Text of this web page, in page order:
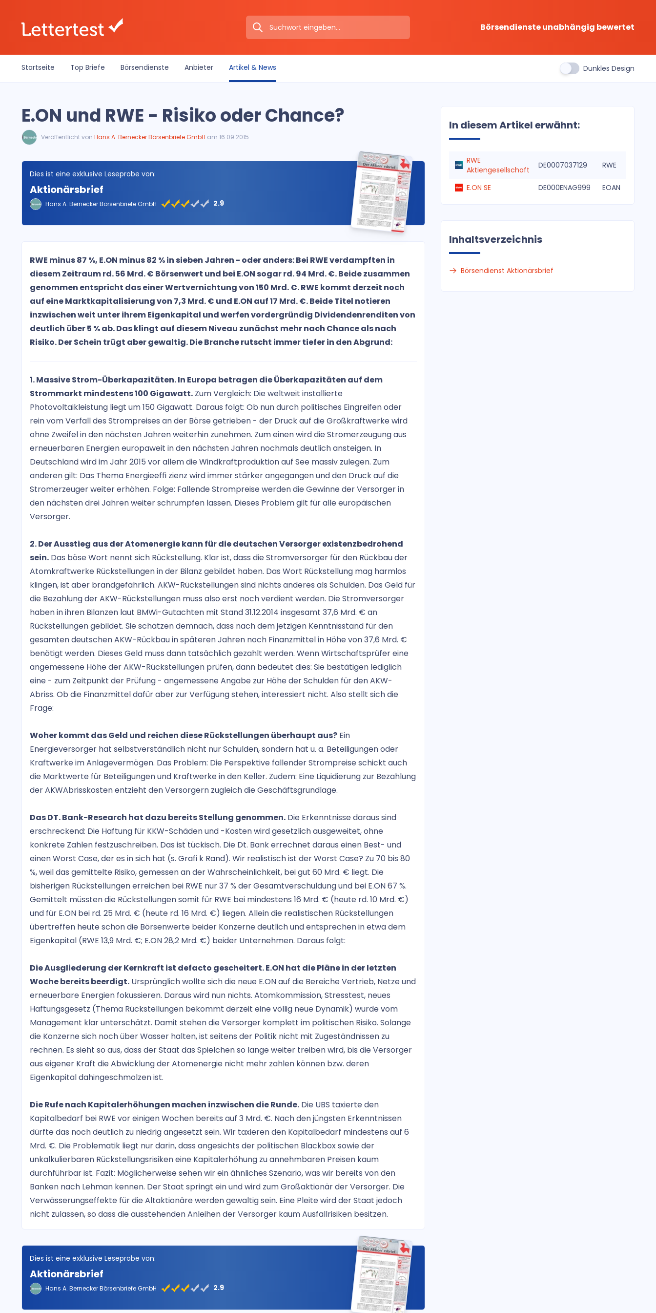
Börsendienste unabhängig bewertet
Startseite Top Briefe Börsendienste Anbieter Artikel & News Dunkles Design
E.ON und RWE - Risiko oder Chance?
Veröffentlicht von Hans A. Bernecker Börsenbriefe GmbH am 16.09.2015
Dies ist eine exklusive Leseprobe von:
Aktionärsbrief
Hans A. Bernecker Börsenbriefe GmbH 2.9
RWE minus 87 %, E.ON minus 82 % in sieben Jahren - oder anders: Bei RWE verdampften in
diesem Zeitraum rd. 56 Mrd. € Börsenwert und bei E.ON sogar rd. 94 Mrd. €. Beide zusammen
genommen entspricht das einer Wertvernichtung von 150 Mrd. €. RWE kommt derzeit noch
auf eine Marktkapitalisierung von 7,3 Mrd. € und E.ON auf 17 Mrd. €. Beide Titel notieren
inzwischen weit unter ihrem Eigenkapital und werfen vordergründig Dividendenrenditen von
deutlich über 5 % ab. Das klingt auf diesem Niveau zunächst mehr nach Chance als nach
Risiko. Der Schein trügt aber gewaltig. Die Branche rutscht immer tiefer in den Abgrund:
1. Massive Strom-Überkapazitäten. In Europa betragen die Überkapazitäten auf dem
Strommarkt mindestens 100 Gigawatt. Zum Vergleich: Die weltweit installierte
Photovoltaikleistung liegt um 150 Gigawatt. Daraus folgt: Ob nun durch politisches Eingreifen oder
rein vom Verfall des Strompreises an der Börse getrieben - der Druck auf die Großkraftwerke wird
ohne Zweifel in den nächsten Jahren weiterhin zunehmen. Zum einen wird die Stromerzeugung aus
erneuerbaren Energien europaweit in den nächsten Jahren nochmals deutlich ansteigen. In
Deutschland wird im Jahr 2015 vor allem die Windkraftproduktion auf See massiv zulegen. Zum
anderen gilt: Das Thema Energieeffi zienz wird immer stärker angegangen und den Druck auf die
Stromerzeuger weiter erhöhen. Folge: Fallende Strompreise werden die Gewinne der Versorger in
den nächsten drei Jahren weiter schrumpfen lassen. Dieses Problem gilt für alle europäischen
Versorger.
2. Der Ausstieg aus der Atomenergie kann für die deutschen Versorger existenzbedrohend
sein. Das böse Wort nennt sich Rückstellung. Klar ist, dass die Stromversorger für den Rückbau der
Atomkraftwerke Rückstellungen in der Bilanz gebildet haben. Das Wort Rückstellung mag harmlos
klingen, ist aber brandgefährlich. AKW-Rückstellungen sind nichts anderes als Schulden. Das Geld für
die Bezahlung der AKW-Rückstellungen muss also erst noch verdient werden. Die Stromversorger
haben in ihren Bilanzen laut BMWi-Gutachten mit Stand 31.12.2014 insgesamt 37,6 Mrd. € an
Rückstellungen gebildet. Sie schätzen demnach, dass nach dem jetzigen Kenntnisstand für den
gesamten deutschen AKW-Rückbau in späteren Jahren noch Finanzmittel in Höhe von 37,6 Mrd. €
benötigt werden. Dieses Geld muss dann tatsächlich gezahlt werden. Wenn Wirtschaftsprüfer eine
angemessene Höhe der AKW-Rückstellungen prüfen, dann bedeutet dies: Sie bestätigen lediglich
eine - zum Zeitpunkt der Prüfung - angemessene Angabe zur Höhe der Schulden für den AKW-
Abriss. Ob die Finanzmittel dafür aber zur Verfügung stehen, interessiert nicht. Also stellt sich die
Frage:
Woher kommt das Geld und reichen diese Rückstellungen überhaupt aus? Ein
Energieversorger hat selbstverständlich nicht nur Schulden, sondern hat u. a. Beteiligungen oder
Kraftwerke im Anlagevermögen. Das Problem: Die Perspektive fallender Strompreise schickt auch
die Marktwerte für Beteiligungen und Kraftwerke in den Keller. Zudem: Eine Liquidierung zur Bezahlung
der AKWAbrisskosten entzieht den Versorgern zugleich die Geschäftsgrundlage.
Das DT. Bank-Research hat dazu bereits Stellung genommen. Die Erkenntnisse daraus sind
erschreckend: Die Haftung für KKW-Schäden und -Kosten wird gesetzlich ausgeweitet, ohne
konkrete Zahlen festzuschreiben. Das ist tückisch. Die Dt. Bank errechnet daraus einen Best- und
einen Worst Case, der es in sich hat (s. Grafi k Rand). Wir realistisch ist der Worst Case? Zu 70 bis 80
%, weil das gemittelte Risiko, gemessen an der Wahrscheinlichkeit, bei gut 60 Mrd. € liegt. Die
bisherigen Rückstellungen erreichen bei RWE nur 37 % der Gesamtverschuldung und bei E.ON 67 %.
Gemittelt müssten die Rückstellungen somit für RWE bei mindestens 16 Mrd. € (heute rd. 10 Mrd. €)
und für E.ON bei rd. 25 Mrd. € (heute rd. 16 Mrd. €) liegen. Allein die realistischen Rückstellungen
übertreffen heute schon die Börsenwerte beider Konzerne deutlich und entsprechen in etwa dem
Eigenkapital (RWE 13,9 Mrd. €; E.ON 28,2 Mrd. €) beider Unternehmen. Daraus folgt:
Die Ausgliederung der Kernkraft ist defacto gescheitert. E.ON hat die Pläne in der letzten
Woche bereits beerdigt. Ursprünglich wollte sich die neue E.ON auf die Bereiche Vertrieb, Netze und
erneuerbare Energien fokussieren. Daraus wird nun nichts. Atomkommission, Stresstest, neues
Haftungsgesetz (Thema Rückstellungen bekommt derzeit eine völlig neue Dynamik) wurde vom
Management klar unterschätzt. Damit stehen die Versorger komplett im politischen Risiko. Solange
die Konzerne sich noch über Wasser halten, ist seitens der Politik nicht mit Zugeständnissen zu
rechnen. Es sieht so aus, dass der Staat das Spielchen so lange weiter treiben wird, bis die Versorger
aus eigener Kraft die Abwicklung der Atomenergie nicht mehr zahlen können bzw. deren
Eigenkapital dahingeschmolzen ist.
Die Rufe nach Kapitalerhöhungen machen inzwischen die Runde. Die UBS taxierte den
Kapitalbedarf bei RWE vor einigen Wochen bereits auf 3 Mrd. €. Nach den jüngsten Erkenntnissen
dürfte das noch deutlich zu niedrig angesetzt sein. Wir taxieren den Kapitalbedarf mindestens auf 6
Mrd. €. Die Problematik liegt nur darin, dass angesichts der politischen Blackbox sowie der
unkalkulierbaren Rückstellungsrisiken eine Kapitalerhöhung zu annehmbaren Preisen kaum
durchführbar ist. Fazit: Möglicherweise sehen wir ein ähnliches Szenario, was wir bereits von den
Banken nach Lehman kennen. Der Staat springt ein und wird zum Großaktionär der Versorger. Die
Verwässerungseffekte für die Altaktionäre werden gewaltig sein. Eine Pleite wird der Staat jedoch
nicht zulassen, so dass die ausstehenden Anleihen der Versorger kaum Ausfallrisiken besitzen.
Dies ist eine exklusive Leseprobe von:
Aktionärsbrief
Hans A. Bernecker Börsenbriefe GmbH 2.9
In diesem Artikel erwähnt:
RWE
Aktiengesellschaft
DE0007037129 RWE
E.ON SE DE000ENAG999 EOAN
Inhaltsverzeichnis
Börsendienst Aktionärsbrief